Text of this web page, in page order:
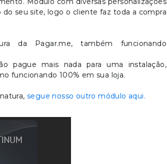
seu site, logo o cliente faz toda a compra
da Pagar.me, também funcionando
pague mais nada para uma instalação,
funcionando 100% em sua loja.
segue nosso outro módulo aqui.